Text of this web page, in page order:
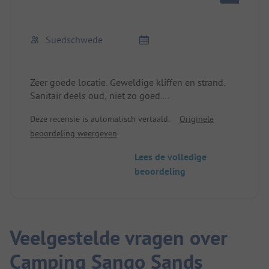
Suedschwede
Zeer goede locatie. Geweldige kliffen en strand.
Sanitair deels oud, niet zo goed.
Vrij winderig.
Een beetje meer aanwezigheid van de
Kleine winkel, goed, en tankstation boven de
Deze recensie is automatisch vertaald.
Originele
beoordeling weergeven
Lees de volledige
beoordeling
Veelgestelde vragen over
Camping Sango Sands